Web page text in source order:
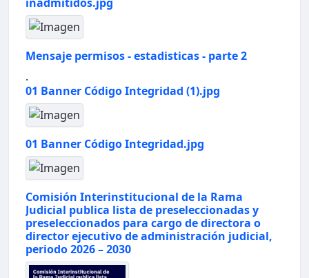
Mensaje permisos - estadisticas - parte 2
.
01 Banner Código Integridad (1).jpg
01 Banner Código Integridad.jpg
Comisión Interinstitucional de la Rama
Judicial publica lista de preseleccionadas y
preseleccionados para cargo de directora o
director ejecutivo de administración judicial,
periodo 2026 – 2030